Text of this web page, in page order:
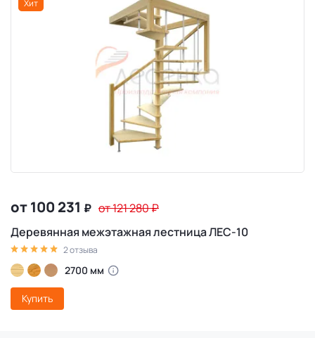
Хит
от 100 231 ₽ от 121 280₽
Деревянная межэтажная лестница ЛЕС-10
2 отзыва
2700 мм
Купить